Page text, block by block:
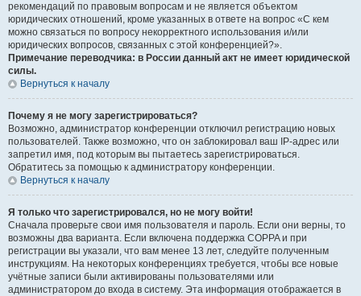
рекомендаций по правовым вопросам и не является объектом
юридических отношений, кроме указанных в ответе на вопрос «С кем
можно связаться по вопросу некорректного использования и/или
юридических вопросов, связанных с этой конференцией?».
Примечание переводчика: в России данный акт не имеет юридической
силы.
Вернуться к началу
Почему я не могу зарегистрироваться?
Возможно, администратор конференции отключил регистрацию новых
пользователей. Также возможно, что он заблокировал ваш IP-адрес или
запретил имя, под которым вы пытаетесь зарегистрироваться.
Обратитесь за помощью к администратору конференции.
Вернуться к началу
Я только что зарегистрировался, но не могу войти!
Сначала проверьте свои имя пользователя и пароль. Если они верны, то
возможны два варианта. Если включена поддержка COPPA и при
регистрации вы указали, что вам менее 13 лет, следуйте полученным
инструкциям. На некоторых конференциях требуется, чтобы все новые
учётные записи были активированы пользователями или
администратором до входа в систему. Эта информация отображается в